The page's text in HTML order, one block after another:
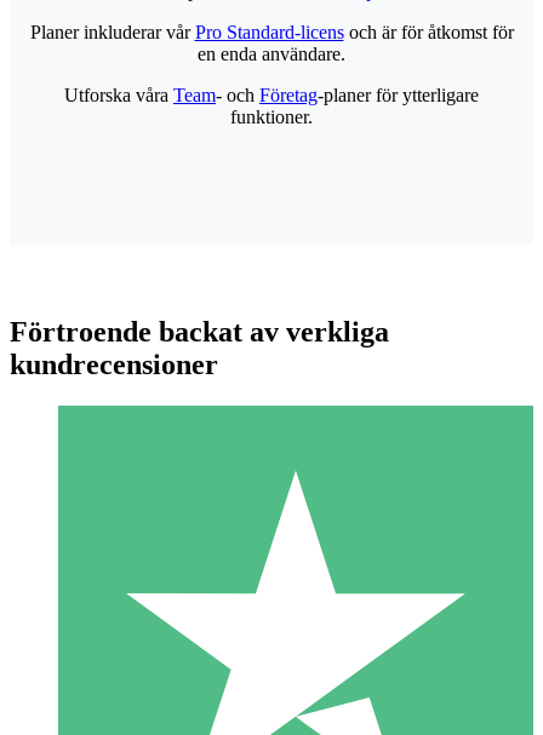
Individuella Kreditpaket
Betala per användning med nedladdningskrediter. Inget
1 Nedladdningar
10 00
Planer inkluderar vårPro Standard-licensoch är för åtkomst för
en enda användare.
Utforska våra Team- och Företag-planer för ytterligare
funktioner.
Förtroende backat av verkliga
kundrecensioner